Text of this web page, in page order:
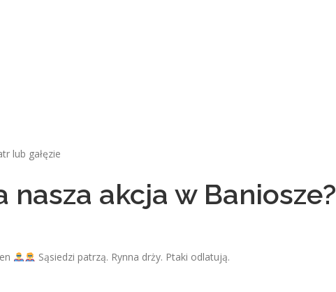
lub gałęzie
nasza akcja w Baniosze?
Sąsiedzi patrzą. Rynna drży. Ptaki odlatują.